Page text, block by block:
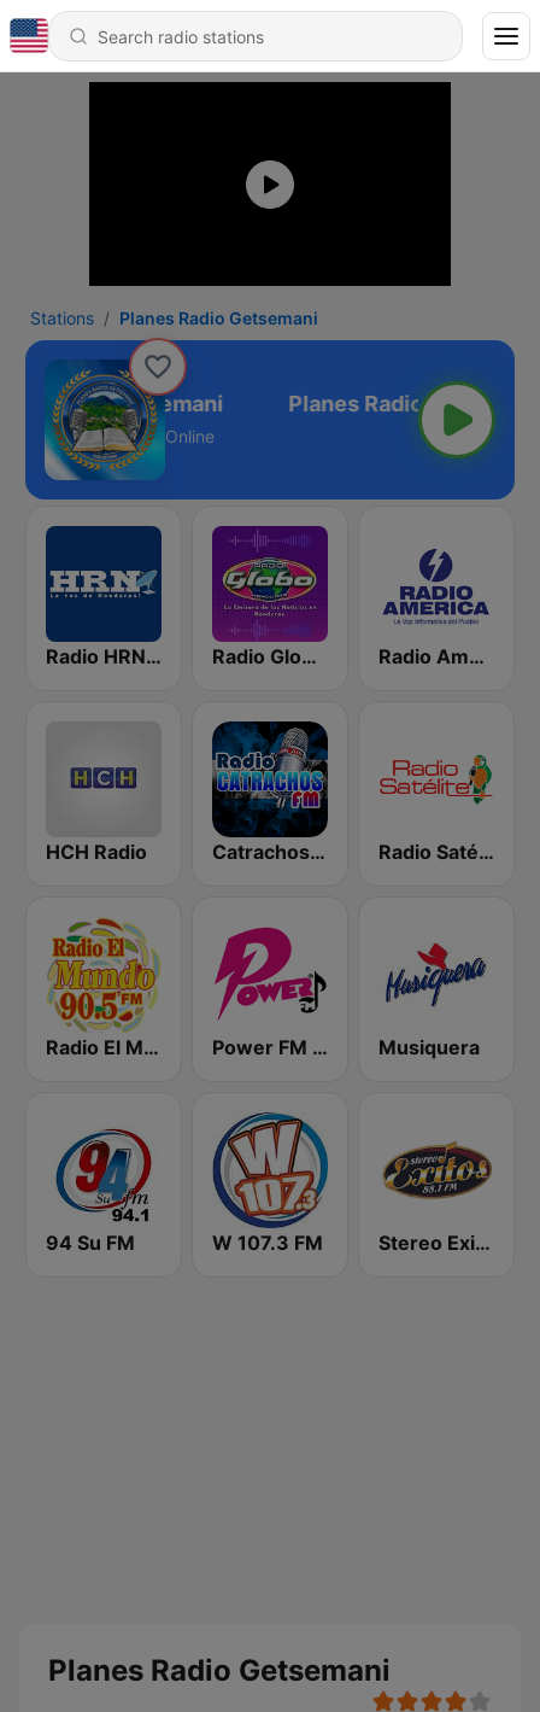
Stations Planes Radio Getsemani
Radio Getsemani
Online
Radio HRN 92.9 FM Radio Globo Honduras Radio América
HCH Radio Catrachos FM Radio Satélite
Radio El Mundo 90.5 FM Power FM Honduras Musiquera
94 Su FM W 107.3 FM Stereo Exitos 88.1 FM
Planes Radio Getsemani